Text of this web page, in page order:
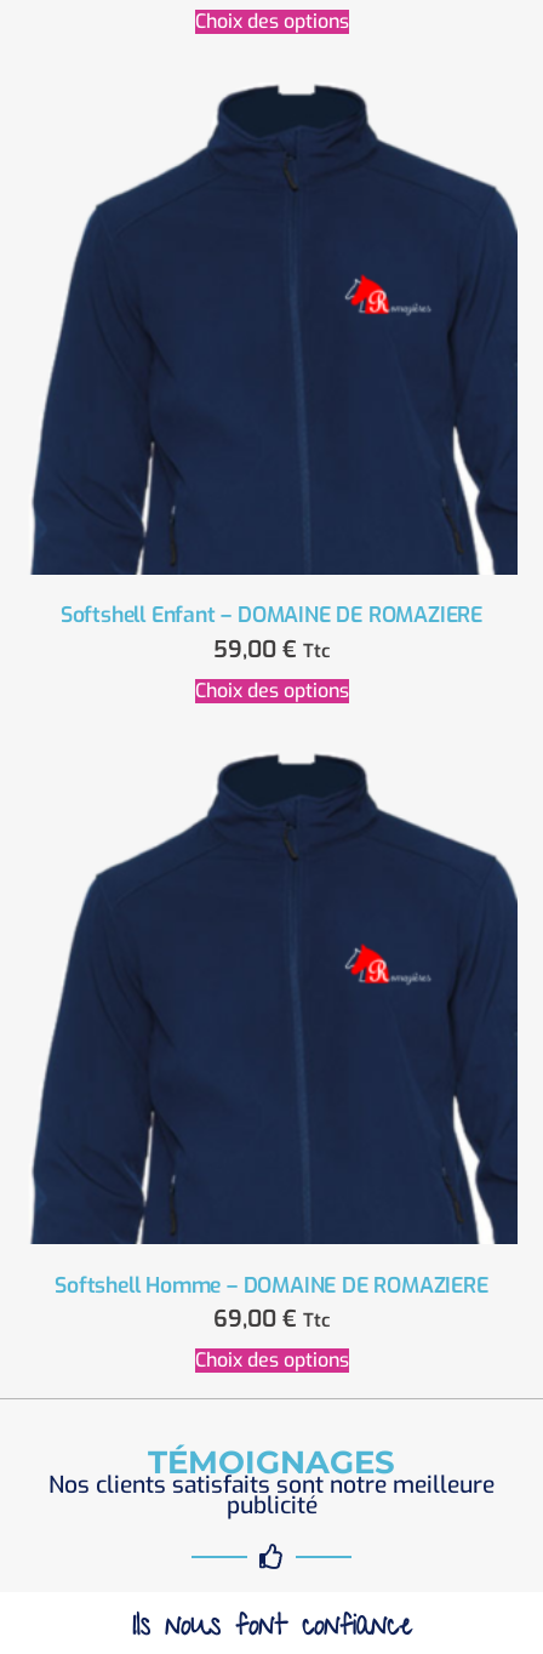
Choix des options
Softshell Enfant – DOMAINE DE ROMAZIERE
59,00 € Ttc
Choix des options
Softshell Homme – DOMAINE DE ROMAZIERE
69,00 € Ttc
Choix des options
TÉMOIGNAGES
Nos clients satisfaits sont notre meilleure
publicité
Ils nous font confiance